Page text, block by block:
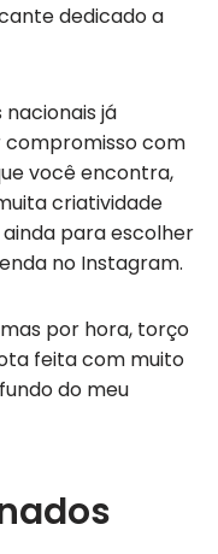
dedicado a
já
compromisso com
você encontra,
criatividade
para escolher
no Instagram.
por hora, torço
feita com muito
do meu